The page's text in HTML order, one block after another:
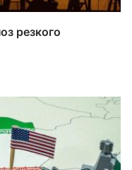
резкого